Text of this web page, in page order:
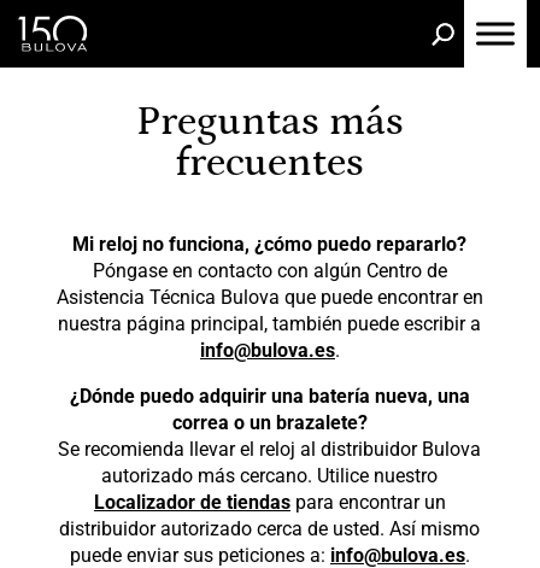
Preguntas más
frecuentes
Mi reloj no funciona, ¿cómo puedo repararlo?
Póngase en contacto con algún Centro de
Asistencia Técnica Bulova que puede encontrar en
nuestra página principal, también puede escribir a
info@bulova.es.
¿Dónde puedo adquirir una batería nueva, una
correa o un brazalete?
Se recomienda llevar el reloj al distribuidor Bulova
autorizado más cercano. Utilice nuestro
Localizador de tiendaspara encontrar un
distribuidor autorizado cerca de usted. Así mismo
puede enviar sus peticiones a: info@bulova.es.